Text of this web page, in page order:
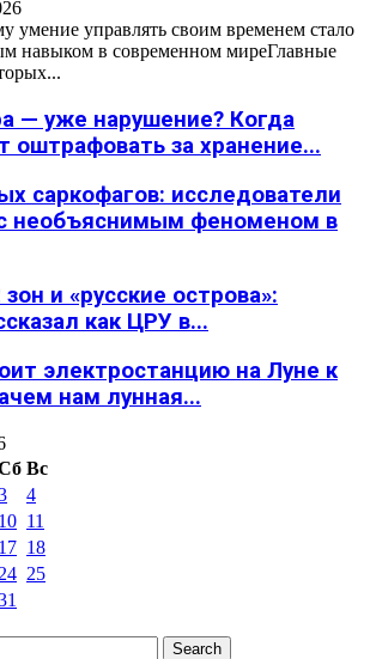
умение управлять своим временем стало
навыком в современном миреГлавные
— уже нарушение? Когда
оштрафовать за хранение...
саркофагов: исследователи
необъяснимым феноменом в
и «русские острова»:
как ЦРУ в...
электростанцию на Луне к
нам лунная...
Вс
4
10 11
17 18
24 25
Search